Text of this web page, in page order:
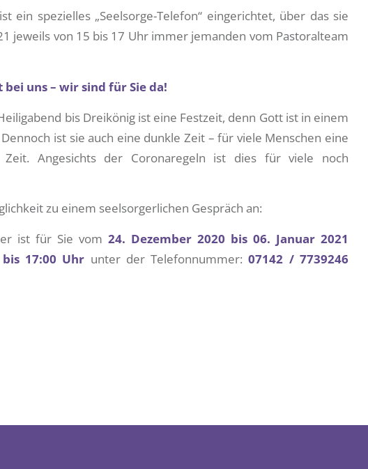
ein spezielles „Seelsorge-Telefon“ eingerichtet, über das sie
jeweils von 15 bis 17 Uhr immer jemanden vom Pastoralteam
uns – wir sind für Sie da!
bis Dreikönig ist eine Festzeit, denn Gott ist in einem
ist sie auch eine dunkle Zeit – für viele Menschen eine
Angesichts der Coronaregeln ist dies für viele noch
zu einem seelsorgerlichen Gespräch an:
ist für Sie vom 24. Dezember 2020 bis 06. Januar 2021
bis 17:00 Uhr unter der Telefonnummer:07142 / 7739246